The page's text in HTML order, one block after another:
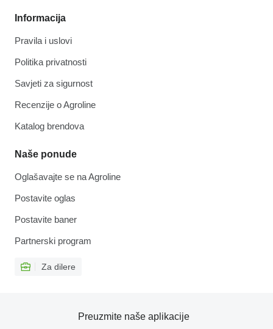
Informacija
Pravila i uslovi
Politika privatnosti
Savjeti za sigurnost
Recenzije o Agroline
Katalog brendova
Naše ponude
Oglašavajte se na Agroline
Postavite oglas
Postavite baner
Partnerski program
Za dilere
Preuzmite naše aplikacije